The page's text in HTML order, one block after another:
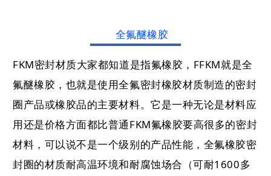
全氟醚橡胶
FKM密封材质大家都知道是指氟橡胶，FFKM就是全
氟醚橡胶，也就是使用全氟密封橡胶材质制造的密封
圈产品或橡胶品的主要材料。它是一种无论是材料应
用还是价格方面都比普通FKM氟橡胶要高很多的密封
材料，可以说不是一个级别的产品性能，全氟橡胶密
封圈的材质耐高温环境和耐腐蚀场合（可耐1600多